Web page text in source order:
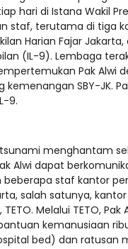
hari di Istana Wakil
staf, terutama di tiga
Harian Fajar
(IL-9). Lembaga
Pak Alwi
SBY-JK.
9.
menghantam
Alwi dapat
beberapa staf kantor
salah satunya,
Melalui TETO, Pak
kemanusiaan
bed) dan ratusan